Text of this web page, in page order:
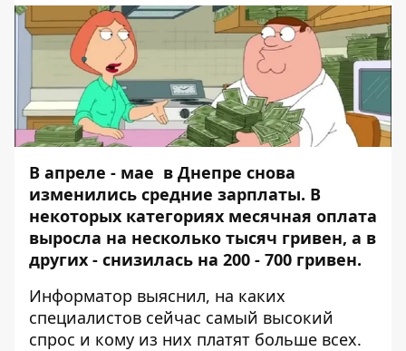
В апреле - мае в Днепре снова
изменились средние зарплаты. В
некоторых категориях месячная оплата
выросла на несколько тысяч гривен, а в
других - снизилась на 200 - 700 гривен.
Информатор выяснил, на каких
специалистов сейчас самый высокий
спрос и кому из них платят больше всех.